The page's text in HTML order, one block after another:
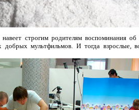
строгим родителям воспоминания
добрых мультфильмов. И тогда взрослые,